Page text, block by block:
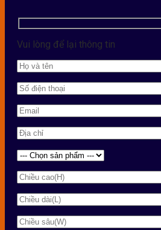
Vui lòng để lại thông tin